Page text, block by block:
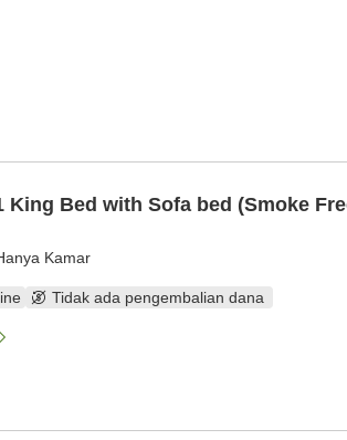
King Bed with Sofa bed (Smoke
Kamar
Tidak ada pengembalian dana